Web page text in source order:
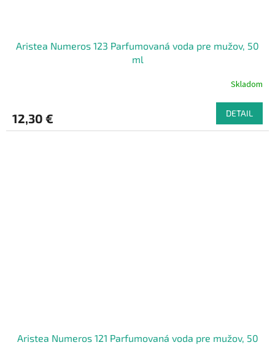
Aristea Numeros 123 Parfumovaná voda pre mužov, 50
ml
Skladom
12,30 € DETAIL
Aristea Numeros 121 Parfumovaná voda pre mužov, 50